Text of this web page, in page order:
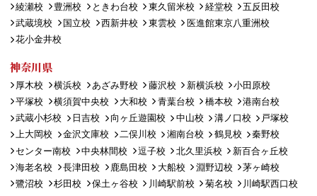
綾瀬校
豊洲校 ときわ台校 東久留米校 経堂校
五反田校
武蔵境校
国立校 西新井校 東雲校
医進館東京八重洲校
花小金井校
神奈川県
厚木校 横浜校 あざみ野校 藤沢校 新横浜校
小田原校
平塚校
横須賀中央校 大和校 青葉台校 橋本校
港南台校
武蔵小杉校
日吉校 向ヶ丘遊園校 中山校 溝ノ口校
戸塚校
上大岡校
金沢文庫校 二俣川校 湘南台校 鶴見校
秦野校
センター南校
中央林間校 逗子校 北久里浜校
新百合ヶ丘校
海老名校
長津田校 鹿島田校 大船校 淵野辺校
茅ヶ崎校
鷺沼校
杉田校 保土ヶ谷校 川崎駅前校 菊名校 川崎駅西口校